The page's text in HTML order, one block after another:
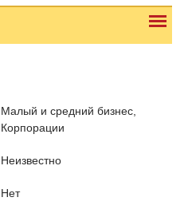
Малый и средний бизнес,
Корпорации
Неизвестно
Нет